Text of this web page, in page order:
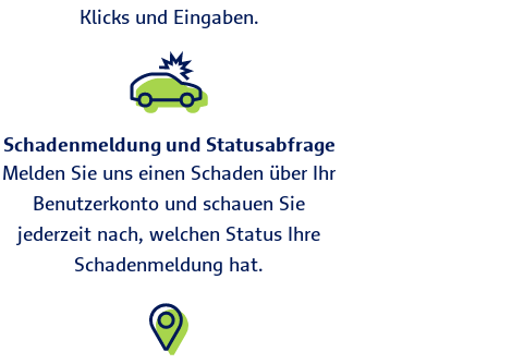
Klicks und Eingaben.
Schadenmeldung und Statusabfrage
Melden Sie uns einen Schaden über Ihr
Benutzerkonto und schauen Sie
jederzeit nach, welchen Status Ihre
Schadenmeldung hat.